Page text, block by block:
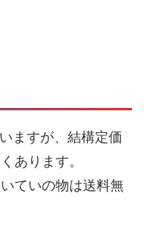
ますが、結構定価
あります。
ていの物は送料無